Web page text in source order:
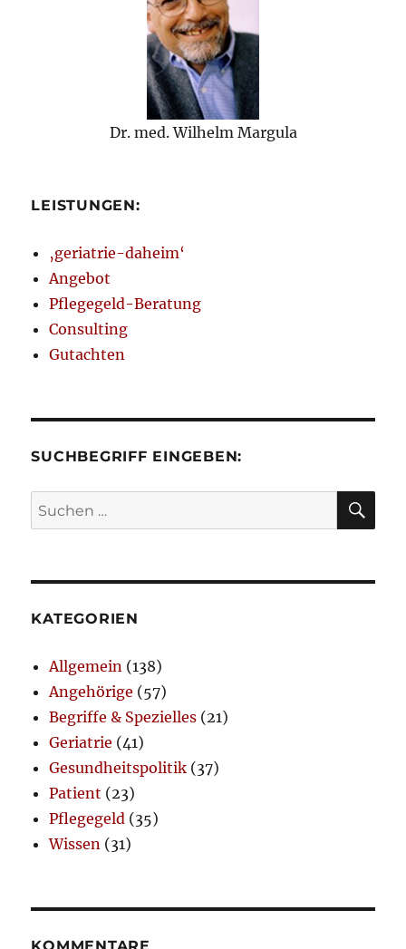
Dr. med. Wilhelm Margula
LEISTUNGEN:
‚geriatrie-daheim‘
Angebot
Pflegegeld-Beratung
Consulting
Gutachten
SUCHBEGRIFF EINGEBEN:
Suchen
nach:
KATEGORIEN
Allgemein (138)
Angehörige (57)
Begriffe & Spezielles (21)
Geriatrie (41)
Gesundheitspolitik (37)
Patient (23)
Pflegegeld (35)
Wissen (31)